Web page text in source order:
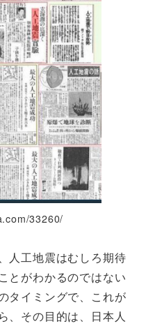
33260/
工地震はむしろ期待
とがわかるのではない
タイミングで、これが
、その目的は、日本人